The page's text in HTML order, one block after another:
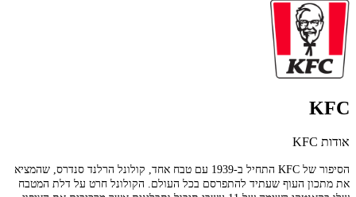
KFC
אודות KFC
הסיפור של KFC התחיל ב-1939 עם טבח אחד, קולונל הרלנד סנדרס, שהמציא
את מתכון העוף שעתיד להתפרסם בכל העולם. הקולונל חרט על דלת המטבח